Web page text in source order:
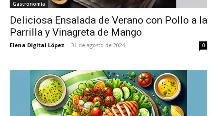
Gastronomía
Deliciosa Ensalada de Verano con Pollo a la
Parrilla y Vinagreta de Mango
Elena Digital López - 31 de agosto de 2024 0